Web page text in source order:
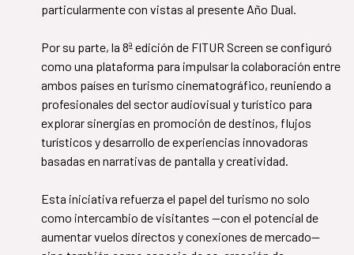
particularmente con vistas al presente Año Dual.
Por su parte, la 8ª edición de FITUR Screen se configuró
como una plataforma para impulsar la colaboración entre
ambos países en turismo cinematográfico, reuniendo a
profesionales del sector audiovisual y turístico para
explorar sinergias en promoción de destinos, flujos
turísticos y desarrollo de experiencias innovadoras
basadas en narrativas de pantalla y creatividad.
​​​​​​​Esta iniciativa refuerza el papel del turismo no solo
como intercambio de visitantes —con el potencial de
aumentar vuelos directos y conexiones de mercado—